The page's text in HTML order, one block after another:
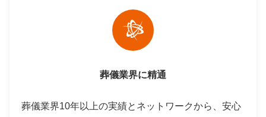
葬儀業界に精通
葬儀業界10年以上の実績とネットワークから、安心